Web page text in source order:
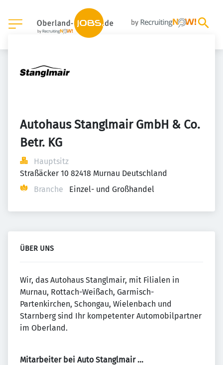
Autohaus Stanglmair GmbH & Co.
Betr. KG
Hauptsitz
Straßäcker 10 82418 Murnau Deutschland
Branche
Einzel- und Großhandel
ÜBER UNS
Wir, das Autohaus Stanglmair, mit Filialen in
Murnau, Rottach-Weißach, Garmisch-
Partenkirchen, Schongau, Wielenbach und
Starnberg sind Ihr kompetenter Automobilpartner
im Oberland.
Mitarbeiter bei Auto Stanglmair …